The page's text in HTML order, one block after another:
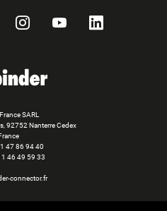
Instagram
YouTubeLinkedIn
SARL
92752 Nanterre Cedex
47 86 94 40
1 46 49 59 33
connector.fr